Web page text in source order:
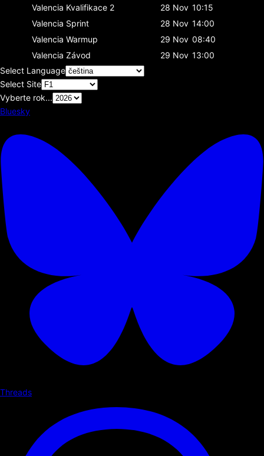
Valencia Kvalifikace 2 28 Nov 10:15
Valencia Sprint 28 Nov 14:00
Valencia Warmup 29 Nov 08:40
Valencia Závod 29 Nov 13:00
Select Language
Select Site
Vyberte rok...
Bluesky
Threads